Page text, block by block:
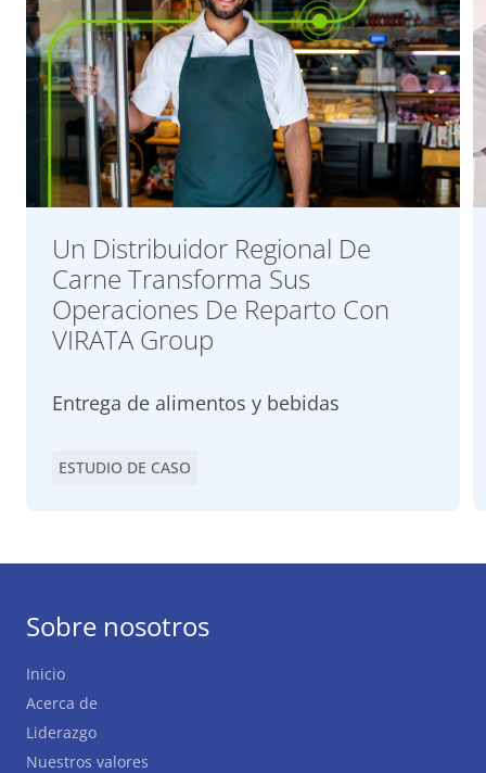
Un Distribuidor Regional De
Carne Transforma Sus
Operaciones De Reparto Con
VIRATA Group
Entrega de alimentos y bebidas
ESTUDIO DE CASO
Sobre nosotros
Inicio
Acerca de
Liderazgo
Nuestros valores